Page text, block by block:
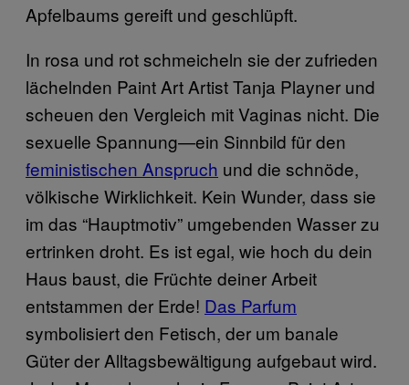
Apfelbaums gereift und geschlüpft.
In rosa und rot schmeicheln sie der zufrieden
lächelnden Paint Art Artist Tanja Playner und
scheuen den Vergleich mit Vaginas nicht. Die
sexuelle Spannung—ein Sinnbild für den
feministischen Anspruch und die schnöde,
völkische Wirklichkeit. Kein Wunder, dass sie
im das “Hauptmotiv” umgebenden Wasser zu
ertrinken droht. Es ist egal, wie hoch du dein
Haus baust, die Früchte deiner Arbeit
entstammen der Erde! Das Parfum
symbolisiert den Fetisch, der um banale
Güter der Alltagsbewältigung aufgebaut wird.